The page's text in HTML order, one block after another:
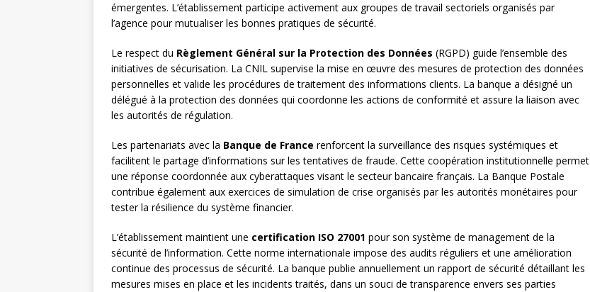
émergentes. L’établissement participe activement aux groupes de travail sectoriels organisés par
l’agence pour mutualiser les bonnes pratiques de sécurité.
Le respect du Règlement Général sur la Protection des Données (RGPD) guide l’ensemble des
initiatives de sécurisation. La CNIL supervise la mise en œuvre des mesures de protection des données
personnelles et valide les procédures de traitement des informations clients. La banque a désigné un
délégué à la protection des données qui coordonne les actions de conformité et assure la liaison avec
les autorités de régulation.
Les partenariats avec la Banque de France renforcent la surveillance des risques systémiques et
facilitent le partage d’informations sur les tentatives de fraude. Cette coopération institutionnelle permet
une réponse coordonnée aux cyberattaques visant le secteur bancaire français. La Banque Postale
contribue également aux exercices de simulation de crise organisés par les autorités monétaires pour
tester la résilience du système financier.
L’établissement maintient une certification ISO 27001 pour son système de management de la
sécurité de l’information. Cette norme internationale impose des audits réguliers et une amélioration
continue des processus de sécurité. La banque publie annuellement un rapport de sécurité détaillant les
mesures mises en place et les incidents traités, dans un souci de transparence envers ses parties